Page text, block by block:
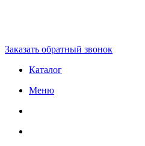
Заказать обратный звонок
Каталог
Меню